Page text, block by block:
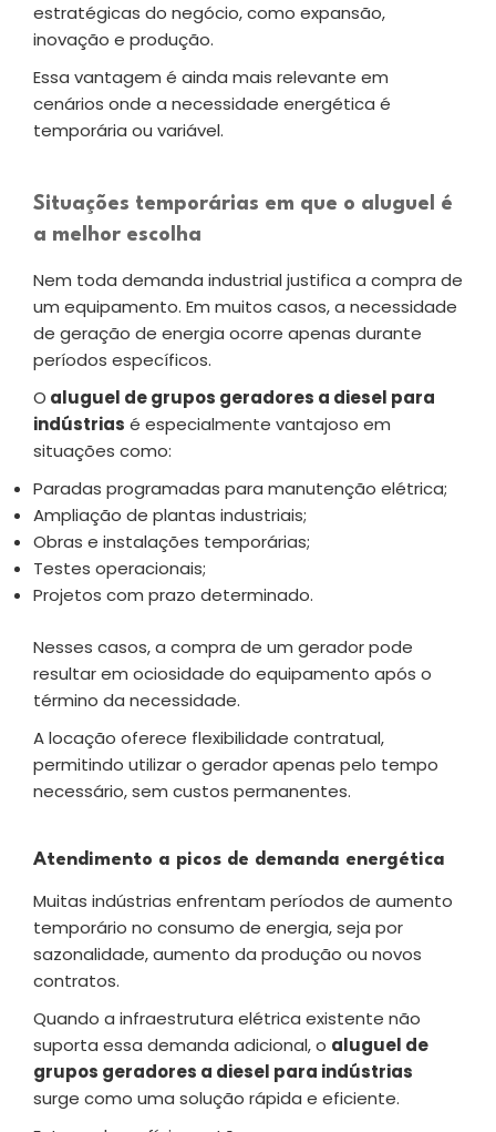
estratégicas do negócio, como expansão,
inovação e produção.
Essa vantagem é ainda mais relevante em
cenários onde a necessidade energética é
temporária ou variável.
Situações temporárias em que o aluguel é
a melhor escolha
Nem toda demanda industrial justifica a compra de
um equipamento. Em muitos casos, a necessidade
de geração de energia ocorre apenas durante
períodos específicos.
O aluguel de grupos geradores a diesel para
indústrias é especialmente vantajoso em
situações como:
Paradas programadas para manutenção elétrica;
Ampliação de plantas industriais;
Obras e instalações temporárias;
Testes operacionais;
Projetos com prazo determinado.
Nesses casos, a compra de um gerador pode
resultar em ociosidade do equipamento após o
término da necessidade.
A locação oferece flexibilidade contratual,
permitindo utilizar o gerador apenas pelo tempo
necessário, sem custos permanentes.
Atendimento a picos de demanda energética
Muitas indústrias enfrentam períodos de aumento
temporário no consumo de energia, seja por
sazonalidade, aumento da produção ou novos
contratos.
Quando a infraestrutura elétrica existente não
suporta essa demanda adicional, o aluguel de
grupos geradores a diesel para indústrias
surge como uma solução rápida e eficiente.